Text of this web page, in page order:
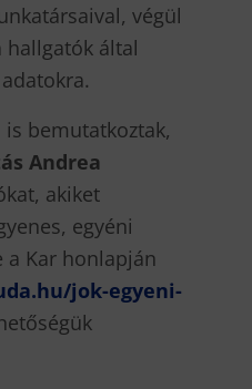
végül
által
bemutatkoztak,
Andrea
akiket
egyéni
a Kar honlapján
jok-egyeni-